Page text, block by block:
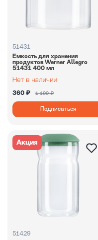
51431
Емкость для хранения
продуктов Werner Allegro
51431 400 мл
360 ₽ 1 199 ₽
Подписаться
Акция
51429